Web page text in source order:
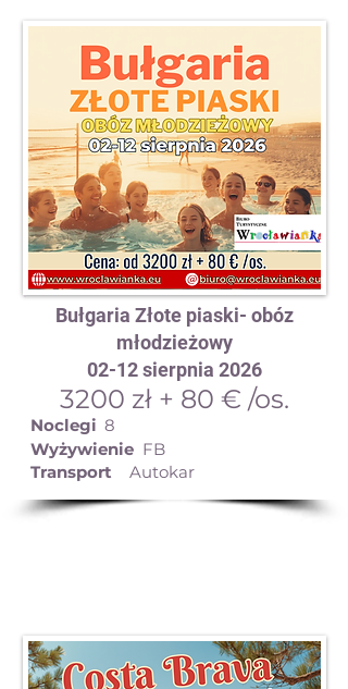
Bułgaria Złote piaski- obóz
młodzieżowy
02-12 sierpnia 2026
3200 zł + 80 € /os.
Noclegi 8
Wyżywienie FB
Transport
Autokar